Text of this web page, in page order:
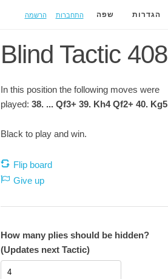
הרשמה התחברות שפה הגדרות
Blind Tactic 408
In this position the following moves were
played: 38. ... Qf3+ 39. Kh4 Qf2+ 40. Kg5
Black to play and win.
Flip board
Give up
How many plies should be hidden?
(Updates next Tactic)